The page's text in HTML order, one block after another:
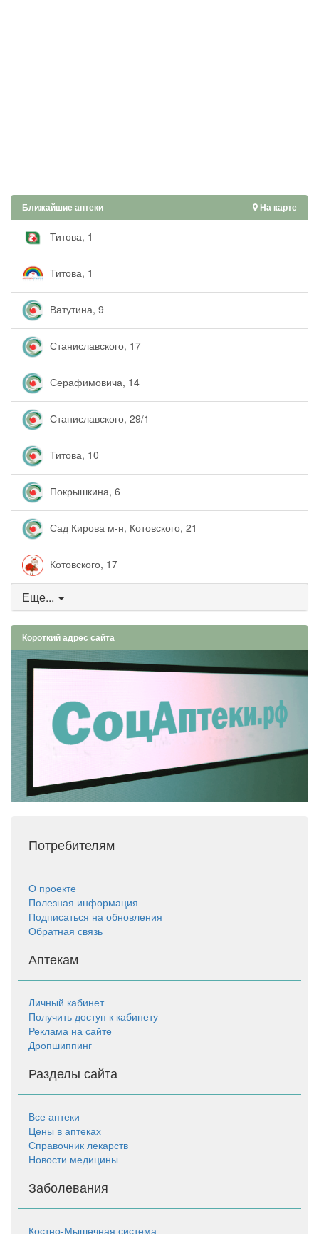
Ближайшие аптеки На карте
Титова, 1
Титова, 1
Ватутина, 9
Станиславского, 17
Серафимовича, 14
Станиславского, 29/1
Титова, 10
Покрышкина, 6
Сад Кирова м-н, Котовского, 21
Котовского, 17
Еще...
Короткий адрес сайта
Потребителям
О проекте
Полезная информация
Подписаться на обновления
Обратная связь
Аптекам
Личный кабинет
Получить доступ к кабинету
Реклама на сайте
Дропшиппинг
Разделы сайта
Все аптеки
Цены в аптеках
Справочник лекарств
Новости медицины
Заболевания
Костно-Мышечная система